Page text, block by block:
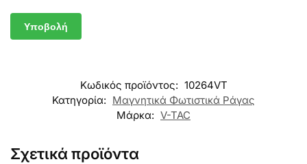
Κωδικός προϊόντος: 10264VT
Κατηγορία: Μαγνητικά Φωτιστικά Ράγας
Μάρκα: V-TAC
Σχετικά προϊόντα